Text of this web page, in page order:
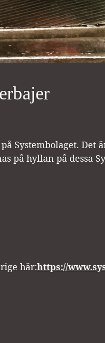
Systembolaget. Det
på hyllan på dessa
här:https://